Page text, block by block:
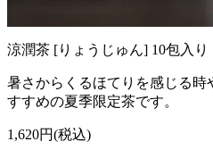
涼潤茶 [りょうじゅん] 10包入り
暑さからくるほてりを感じる
すすめの夏季限定茶です。
1,620円(税込)